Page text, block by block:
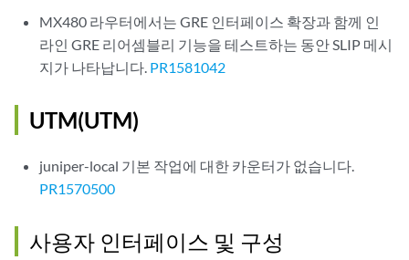
MX480 라우터에서는 GRE 인터페이스 확장과 함께 인
라인 GRE 리어셈블리 기능을 테스트하는 동안 SLIP 메시
지가 나타납니다. PR1581042
UTM(UTM)
juniper-local 기본 작업에 대한 카운터가 없습니다.
PR1570500
사용자 인터페이스 및 구성